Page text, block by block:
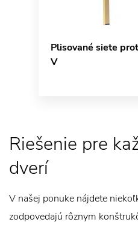
Plisované siete
V
Riešenie pre
dverí
V našej ponuke nájdete
zodpovedajú rôznym